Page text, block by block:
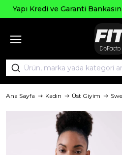
Yapı Kredi ve Garanti
Ana Sayfa Kadın Üst Giyim